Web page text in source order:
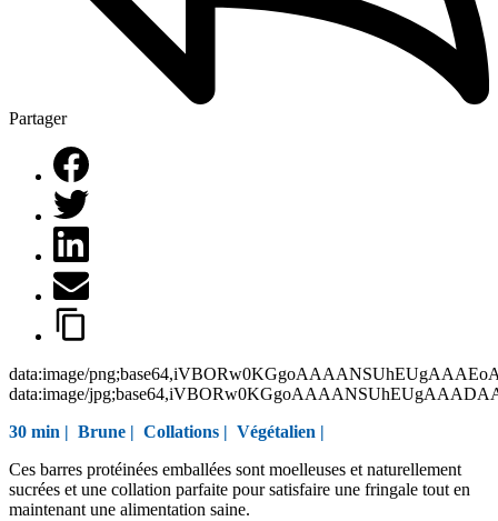
Partager
data:image/
data:image/
30 min | Brune | Collations | Végétalien |
Ces barres protéinées emballées sont moelleuses et naturellement
sucrées et une collation parfaite pour satisfaire une fringale tout en
maintenant une alimentation saine.